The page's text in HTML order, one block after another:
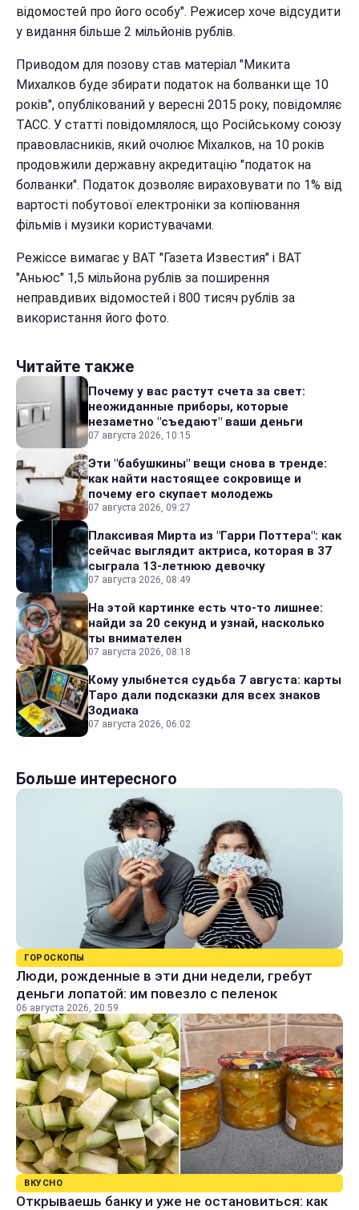
відомостей про його особу". Режисер хоче відсудити
у видання більше 2 мільйонів рублів.
Приводом для позову став матеріал "Микита
Михалков буде збирати податок на болванки ще 10
років", опублікований у вересні 2015 року, повідомляє
ТАСС. У статті повідомлялося, що Російському союзу
правовласників, який очолює Міхалков, на 10 років
продовжили державну акредитацію "податок на
болванки". Податок дозволяє вираховувати по 1% від
вартості побутової електроніки за копіювання
фільмів і музики користувачами.
Режіссе вимагає у ВАТ "Газета Известия" і ВАТ
"Аньюс" 1,5 мільйона рублів за поширення
неправдивих відомостей і 800 тисяч рублів за
використання його фото.
Читайте также
Почему у вас растут счета за свет:
неожиданные приборы, которые
незаметно "съедают" ваши деньги
07 августа 2026, 10:15
Эти "бабушкины" вещи снова в тренде:
как найти настоящее сокровище и
почему его скупает молодежь
07 августа 2026, 09:27
Плаксивая Мирта из "Гарри Поттера": как
сейчас выглядит актриса, которая в 37
сыграла 13-летнюю девочку
07 августа 2026, 08:49
На этой картинке есть что-то лишнее:
найди за 20 секунд и узнай, насколько
ты внимателен
07 августа 2026, 08:18
Кому улыбнется судьба 7 августа: карты
Таро дали подсказки для всех знаков
Зодиака
07 августа 2026, 06:02
Больше интересного
ГОРОСКОПЫ
Люди, рожденные в эти дни недели, гребут
деньги лопатой: им повезло с пеленок
06 августа 2026, 20:59
ВКУСНО
Открываешь банку и уже не остановиться: как